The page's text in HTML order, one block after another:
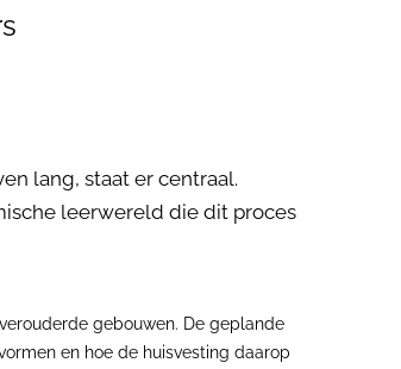
lang, staat er centraal.
leerwereld die dit proces
gebouwen. De geplande
en hoe de huisvesting daarop